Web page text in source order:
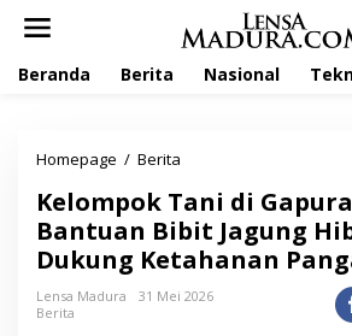
Beranda Berita Nasional
Homepage / Berita
l
o
m
p
o
Kelompok Tani di
Bantuan Bibit Jagung
Dukung Ketahanan
Lensa Madura
31 Mei 2026
Berita